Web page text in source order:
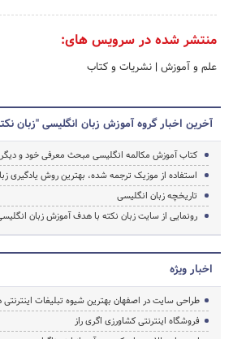
منتشر شده در سرویس های:
علم و آموزش | نشریات و کتاب
آخرین اخبار گروه آموزش زبان انگلیسی "زبان
کتاب آموزش مکالمه انگلیسی مبحث معرفی خود و
استفاده از موزیک ترجمه شده، بهترین روش یادگیری
تاریخچه زبان انگلیسی
رونمایی از سایت زبان نکته با هدف آموزش زبان
اخبار ویژه
طراحی سایت در اصفهان بهترین شیوه تبلیغات اینترنتی
فروشگاه اینترنتی کشاورزی اگری راز